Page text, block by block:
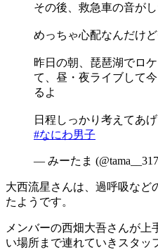
その後、救急車の音が
めっちゃ心配なんだけ
昨日の朝、琵琶湖でロ
て、昼・夜ライブして
るよ
日程しっかり考えてあげ
#なにわ男子
— みーたま
大西流星さんは、過呼吸など
たようです。
メンバーの西畑大吾さんが
い場所まで連れていきスタッ